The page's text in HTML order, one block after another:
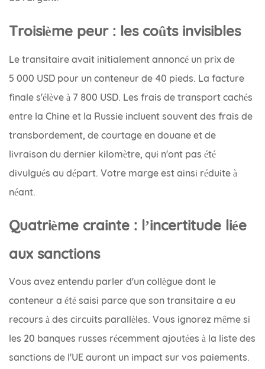
Troisième peur : les coûts invisibles
Le transitaire avait initialement annoncé un prix de
5 000 USD pour un conteneur de 40 pieds. La facture
finale s'élève à 7 800 USD. Les frais de transport cachés
entre la Chine et la Russie incluent souvent des frais de
transbordement, de courtage en douane et de
livraison du dernier kilomètre, qui n'ont pas été
divulgués au départ. Votre marge est ainsi réduite à
néant.
Quatrième crainte : l’incertitude liée
aux sanctions
Vous avez entendu parler d'un collègue dont le
conteneur a été saisi parce que son transitaire a eu
recours à des circuits parallèles. Vous ignorez même si
les 20 banques russes récemment ajoutées à la liste des
sanctions de l'UE auront un impact sur vos paiements.